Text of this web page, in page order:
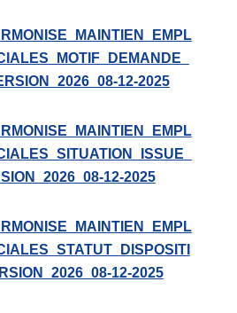
12-2025
12-2025
12-2025